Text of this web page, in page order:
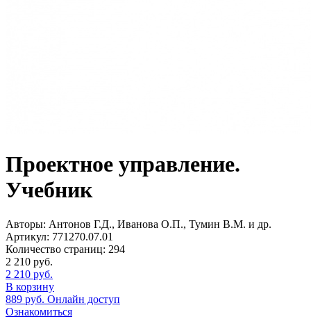
Проектное управление.
Учебник
Авторы: Антонов Г.Д., Иванова О.П., Тумин В.М. и др.
Артикул: 771270.07.01
Количество страниц: 294
2 210 руб.
2 210 руб.
В корзину
889 руб. Онлайн доступ
Ознакомиться